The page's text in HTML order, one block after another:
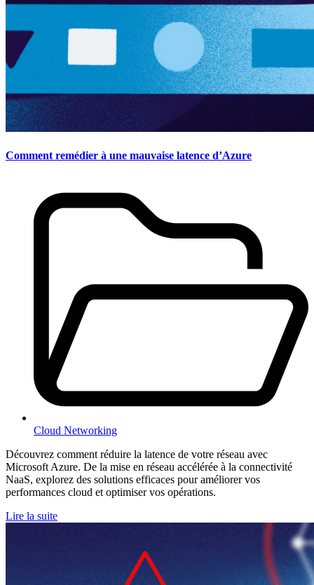
Comment remédier à une mauvaise latence d’Azure
Cloud Networking
Découvrez comment réduire la latence de votre réseau avec
Microsoft Azure. De la mise en réseau accélérée à la connectivité
NaaS, explorez des solutions efficaces pour améliorer vos
performances cloud et optimiser vos opérations.
Lire la suite